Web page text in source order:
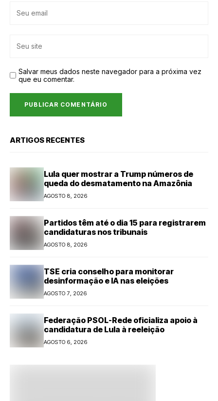
Salvar meus dados neste navegador para a próxima vez
que eu comentar.
ARTIGOS RECENTES
Lula quer mostrar a Trump números de
queda do desmatamento na Amazônia
AGOSTO 8, 2026
Partidos têm até o dia 15 para registrarem
candidaturas nos tribunais
AGOSTO 8, 2026
TSE cria conselho para monitorar
desinformação e IA nas eleições
AGOSTO 7, 2026
Federação PSOL-Rede oficializa apoio à
candidatura de Lula à reeleição
AGOSTO 6, 2026